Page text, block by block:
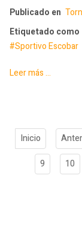
Publicado en
Etiquetado como
Sportivo Escobar
Leer más ...
Inicio
9
10